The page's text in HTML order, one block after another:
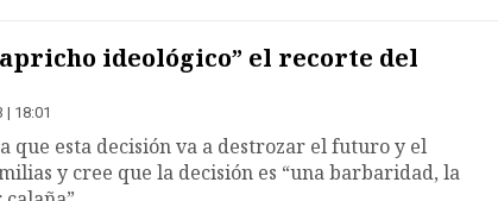
ideológico” el recorte del
| 18:01
que esta decisión va a destrozar el futuro y el
y cree que la decisión es “una barbaridad, la